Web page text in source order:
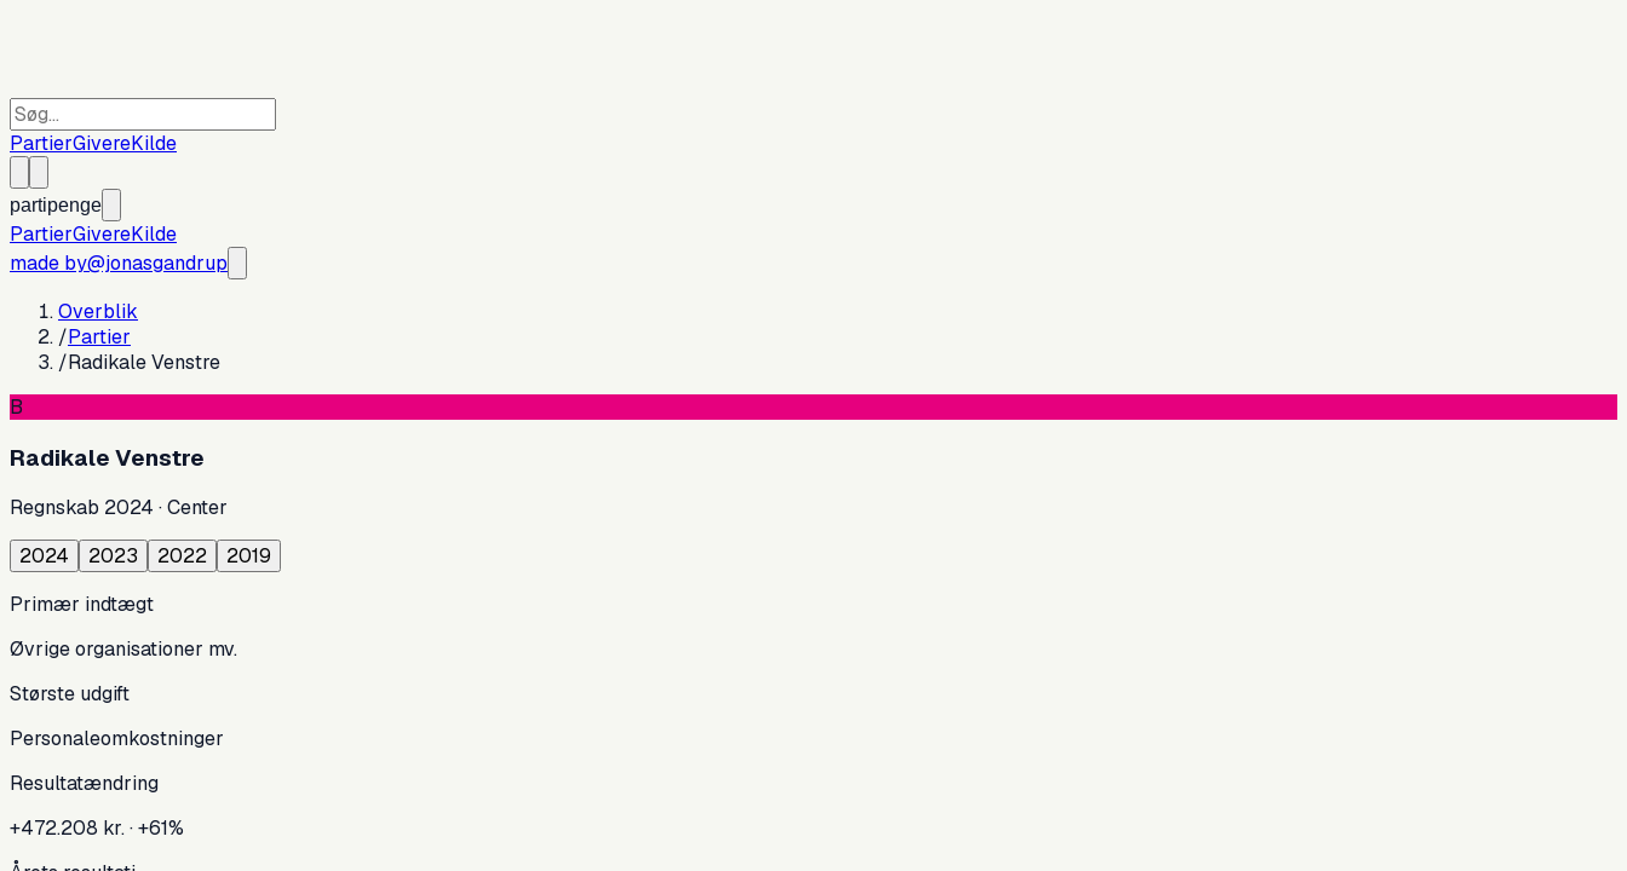
PartierGivereKilde
partipenge
PartierGivereKilde
made by@jonasgandrup
Overblik
/Partier
/Radikale Venstre
B
Radikale Venstre
Regnskab 2024 ·Center
2024
2023 2022
2019
Primær indtægt
Øvrige organisationer mv.
Største udgift
Personaleomkostninger
Resultatændring
+472.208 kr.· +61%